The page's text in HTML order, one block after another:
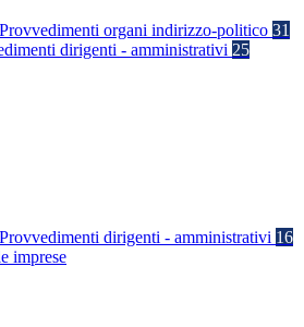
Provvedimenti organi indirizzo-politico 31
dirigenti - amministrativi 25
Provvedimenti dirigenti - amministrativi 16
imprese